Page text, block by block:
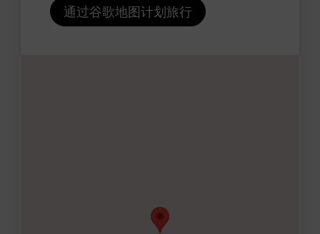
通过谷歌地图计划旅行